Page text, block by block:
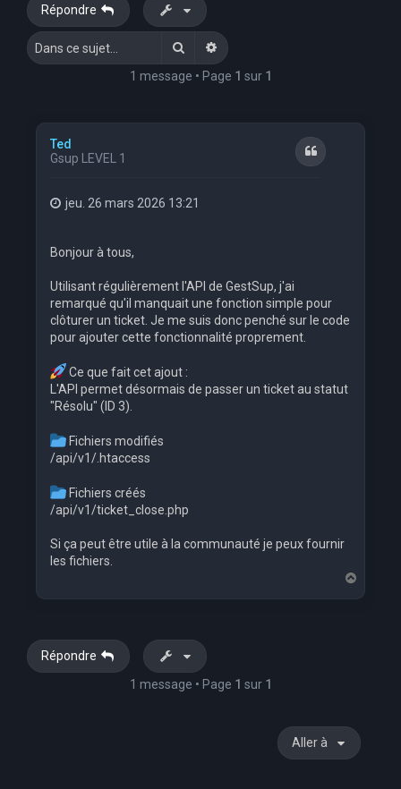
Répondre
RechercherRecherche avancée
1 message • Page 1 sur 1
Ted
Gsup LEVEL 1
Citation
jeu. 26 mars 2026 13:21
Bonjour à tous,
Utilisant régulièrement l'API de GestSup, j'ai
remarqué qu'il manquait une fonction simple pour
clôturer un ticket. Je me suis donc penché sur le code
pour ajouter cette fonctionnalité proprement.
Ce que fait cet ajout :
L'API permet désormais de passer un ticket au statut
"Résolu" (ID 3).
Fichiers modifiés
/api/v1/.htaccess
Fichiers créés
/api/v1/ticket_close.php
Si ça peut être utile à la communauté je peux fournir
les fichiers.
a
Répondre
1 message • Page 1 sur 1
Aller à